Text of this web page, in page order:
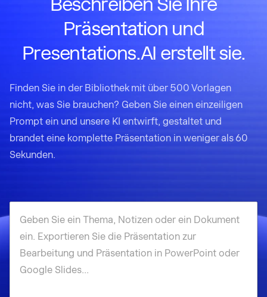
Präsentation und
Presentations.AI erstellt sie.
Finden Sie in der Bibliothek mit über 500 Vorlagen
nicht, was Sie brauchen? Geben Sie einen einzeiligen
Prompt ein und unsere KI entwirft, gestaltet und
brandet eine komplette Präsentation in weniger als 60
Sekunden.